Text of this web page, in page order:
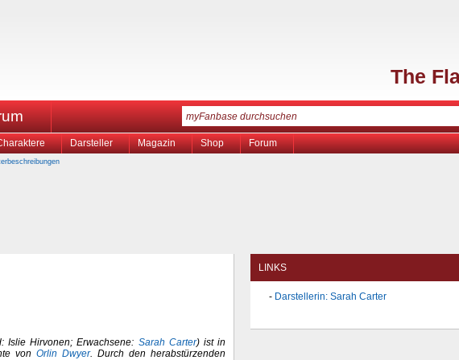
The
Darsteller Magazin Shop Forum
Islie Hirvonen; Erwachsene: Sarah Carter) ist in
von Orlin Dwyer. Durch den herabstürzenden
LINKS
Darstellerin: Sarah Carter